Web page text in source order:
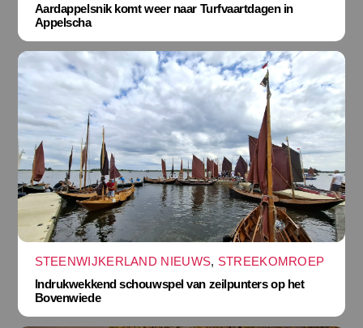
Aardappelsnik komt weer naar Turfvaartdagen in
Appelscha
STEENWIJKERLAND NIEUWS, STREEKOMROEP
Indrukwekkend schouwspel van zeilpunters op het
Bovenwiede